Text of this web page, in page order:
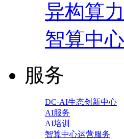
异构算
智算中
服务
DC·AI生态创新中心
AI服务
AI培训
智算中心运营服务